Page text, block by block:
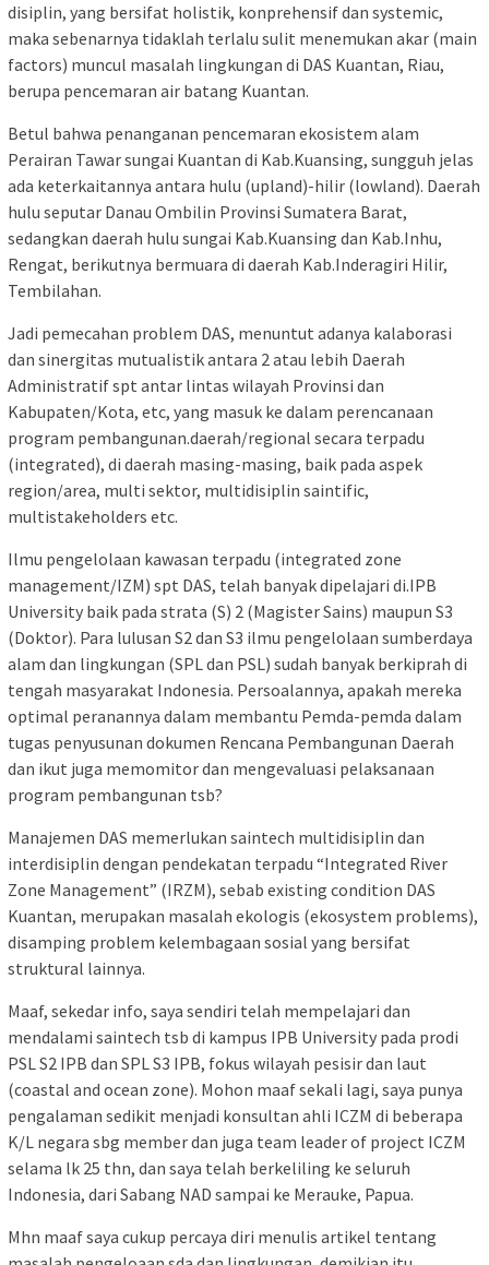
disiplin, yang bersifat holistik, konprehensif dan systemic,
maka sebenarnya tidaklah terlalu sulit menemukan akar (main
factors) muncul masalah lingkungan di DAS Kuantan, Riau,
berupa pencemaran air batang Kuantan.
Betul bahwa penanganan pencemaran ekosistem alam
Perairan Tawar sungai Kuantan di Kab.Kuansing, sungguh jelas
ada keterkaitannya antara hulu (upland)-hilir (lowland). Daerah
hulu seputar Danau Ombilin Provinsi Sumatera Barat,
sedangkan daerah hulu sungai Kab.Kuansing dan Kab.Inhu,
Rengat, berikutnya bermuara di daerah Kab.Inderagiri Hilir,
Tembilahan.
Jadi pemecahan problem DAS, menuntut adanya kalaborasi
dan sinergitas mutualistik antara 2 atau lebih Daerah
Administratif spt antar lintas wilayah Provinsi dan
Kabupaten/Kota, etc, yang masuk ke dalam perencanaan
program pembangunan.daerah/regional secara terpadu
(integrated), di daerah masing-masing, baik pada aspek
region/area, multi sektor, multidisiplin saintific,
multistakeholders etc.
Ilmu pengelolaan kawasan terpadu (integrated zone
management/IZM) spt DAS, telah banyak dipelajari di.IPB
University baik pada strata (S) 2 (Magister Sains) maupun S3
(Doktor). Para lulusan S2 dan S3 ilmu pengelolaan sumberdaya
alam dan lingkungan (SPL dan PSL) sudah banyak berkiprah di
tengah masyarakat Indonesia. Persoalannya, apakah mereka
optimal peranannya dalam membantu Pemda-pemda dalam
tugas penyusunan dokumen Rencana Pembangunan Daerah
dan ikut juga memomitor dan mengevaluasi pelaksanaan
program pembangunan tsb?
Manajemen DAS memerlukan saintech multidisiplin dan
interdisiplin dengan pendekatan terpadu “Integrated River
Zone Management” (IRZM), sebab existing condition DAS
Kuantan, merupakan masalah ekologis (ekosystem problems),
disamping problem kelembagaan sosial yang bersifat
struktural lainnya.
Maaf, sekedar info, saya sendiri telah mempelajari dan
mendalami saintech tsb di kampus IPB University pada prodi
PSL S2 IPB dan SPL S3 IPB, fokus wilayah pesisir dan laut
(coastal and ocean zone). Mohon maaf sekali lagi, saya punya
pengalaman sedikit menjadi konsultan ahli ICZM di beberapa
K/L negara sbg member dan juga team leader of project ICZM
selama lk 25 thn, dan saya telah berkeliling ke seluruh
Indonesia, dari Sabang NAD sampai ke Merauke, Papua.
Mhn maaf saya cukup percaya diri menulis artikel tentang